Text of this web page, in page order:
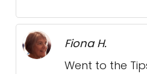
Fiona H.
Went to the